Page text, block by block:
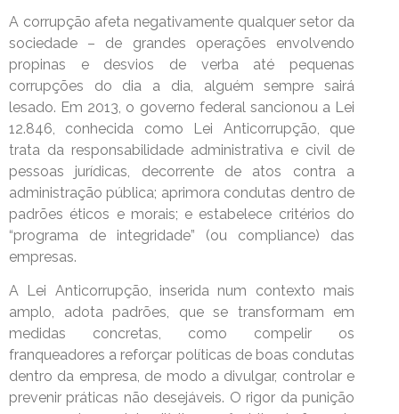
A corrupção afeta negativamente qualquer setor da
sociedade – de grandes operações envolvendo
propinas e desvios de verba até pequenas
corrupções do dia a dia, alguém sempre sairá
lesado. Em 2013, o governo federal sancionou a Lei
12.846, conhecida como Lei Anticorrupção, que
trata da responsabilidade administrativa e civil de
pessoas jurídicas, decorrente de atos contra a
administração pública; aprimora condutas dentro de
padrões éticos e morais; e estabelece critérios do
“programa de integridade” (ou compliance) das
empresas.
A Lei Anticorrupção, inserida num contexto mais
amplo, adota padrões, que se transformam em
medidas concretas, como compelir os
franqueadores a reforçar políticas de boas condutas
dentro da empresa, de modo a divulgar, controlar e
prevenir práticas não desejáveis. O rigor da punição